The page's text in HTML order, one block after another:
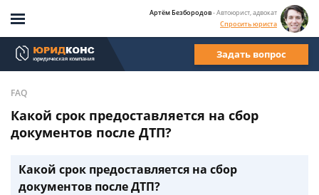
Артём Безбородов- Автоюрист, адвокат
Спросить юриста
Задать вопрос
FAQ
Какой срок предоставляется на сбор
документов после ДТП?
Какой срок предоставляется на сбор
документов после ДТП?